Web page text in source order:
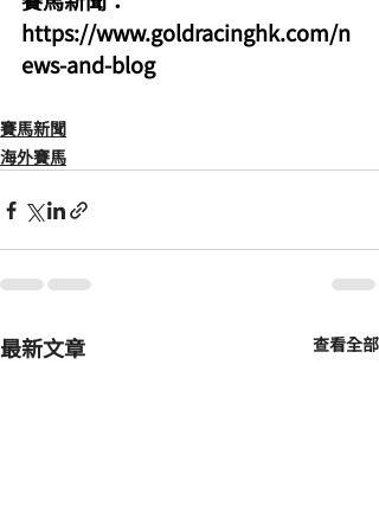
https://www.goldracinghk.com/n
ews-and-blog
賽馬新聞
海外賽馬
最新文章 查看全部